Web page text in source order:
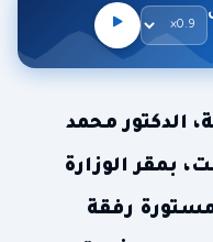
الدكتور محمد
بمقر الوزارة
مستورة رفقة